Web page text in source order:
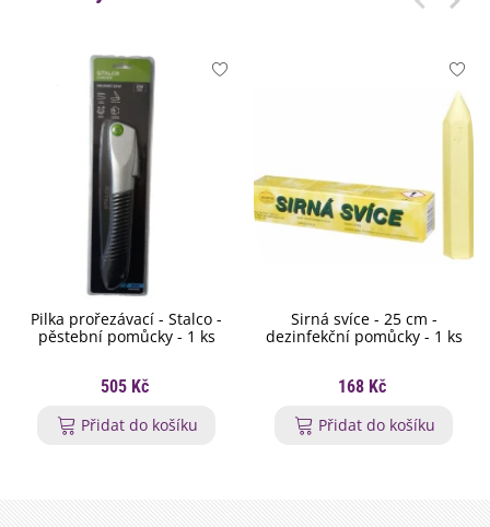
Pilka prořezávací - Stalco -
pěstební pomůcky - 1 ks
505 Kč
Přidat do košíku
Sirná svíce - 25 cm -
dezinfekční pomůcky - 1 ks
168 Kč
Přidat do košíku